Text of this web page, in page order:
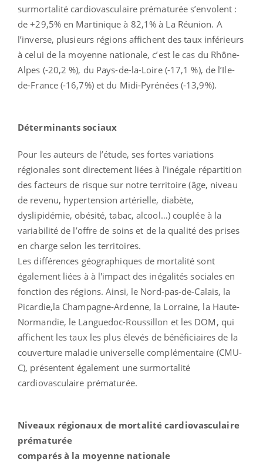
surmortalité cardiovasculaire prématurée s’envolent :
de +29,5% en Martinique à 82,1% à La Réunion. A
l’inverse, plusieurs régions affichent des taux inférieurs
à celui de la moyenne nationale, c’est le cas du Rhône-
Alpes (-20,2 %), du Pays-de-la-Loire (-17,1 %), de l’Ile-
de-France (-16,7%) et du Midi-Pyrénées (-13,9%).
Déterminants sociaux
Pour les auteurs de l’étude, ses fortes variations
régionales sont directement liées à l’inégale répartition
des facteurs de risque sur notre territoire (âge, niveau
de revenu, hypertension artérielle, diabète,
dyslipidémie, obésité, tabac, alcool…) couplée à la
variabilité de l’offre de soins et de la qualité des prises
en charge selon les territoires.
Les différences géographiques de mortalité sont
également liées à à l'impact des inégalités sociales en
fonction des régions. Ainsi, le Nord-pas-de-Calais, la
Picardie,la Champagne-Ardenne, la Lorraine, la Haute-
Normandie, le Languedoc-Roussillon et les DOM, qui
affichent les taux les plus élevés de bénéficiaires de la
couverture maladie universelle complémentaire (CMU-
C), présentent également une surmortalité
cardiovasculaire prématurée.
Niveaux régionaux de mortalité cardiovasculaire
prématurée
comparés à la moyenne nationale